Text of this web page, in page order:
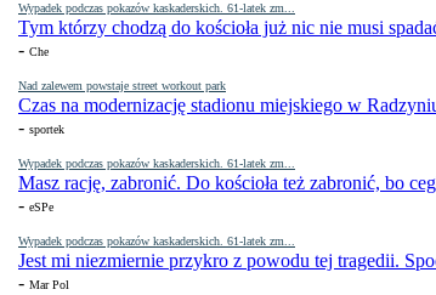
Wypadek podczas pokazów kaskaderskich. 61-latek zm...
Tym którzy chodzą do kościoła już nic nie musi
- Che
Nad zalewem powstaje street workout park
Czas na modernizację stadionu miejskiego w
- sportek
Wypadek podczas pokazów kaskaderskich. 61-latek zm...
Masz rację, zabronić. Do kościoła też zabronić, bo
- eSPe
Wypadek podczas pokazów kaskaderskich. 61-latek zm...
Jest mi niezmiernie przykro z powodu tej tragedii.
- Mar Pol